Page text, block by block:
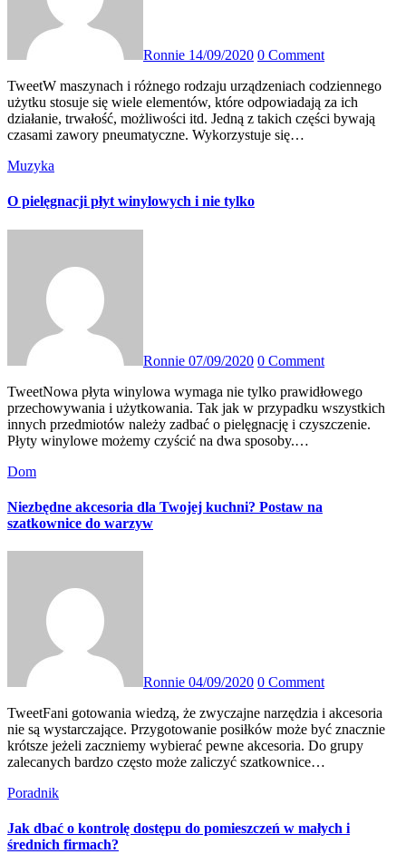
Ronnie 14/09/2020 0 Comment
TweetW maszynach i różnego rodzaju urządzeniach codziennego
użytku stosuje się wiele elementów, które odpowiadają za ich
działanie, trwałość, możliwości itd. Jedną z takich części bywają
czasami zawory pneumatyczne. Wykorzystuje się…
Muzyka
O pielęgnacji płyt winylowych i nie tylko
Ronnie 07/09/2020 0 Comment
TweetNowa płyta winylowa wymaga nie tylko prawidłowego
przechowywania i użytkowania. Tak jak w przypadku wszystkich
innych przedmiotów należy zadbać o pielęgnację i czyszczenie.
Płyty winylowe możemy czyścić na dwa sposoby.…
Dom
Niezbędne akcesoria dla Twojej kuchni? Postaw na
szatkownice do warzyw
Ronnie 04/09/2020 0 Comment
TweetFani gotowania wiedzą, że zwyczajne narzędzia i akcesoria
nie są wystarczające. Przygotowanie posiłków może być znacznie
krótsze jeżeli zaczniemy wybierać pewne akcesoria. Do grupy
zalecanych bardzo często może zaliczyć szatkownice…
Poradnik
Jak dbać o kontrolę dostępu do pomieszczeń w małych i
średnich firmach?